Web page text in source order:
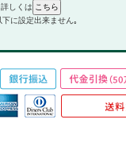
しくは
に設定出来ません｡